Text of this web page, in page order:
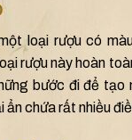
loại rượu có
rượu này hoàn
bước đi để tạo
ẩn chứa rất nhiều